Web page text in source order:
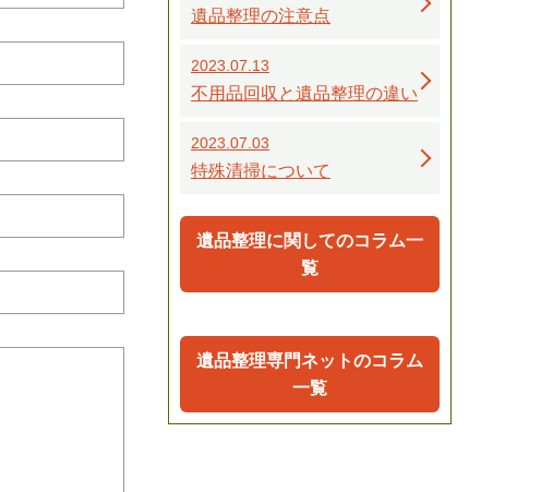
遺品整理の注意点
2023.07.13
不用品回収と遺品整理の違い
2023.07.03
特殊清掃について
遺品整理に関してのコラム一
覧
遺品整理専門ネットのコラム
一覧